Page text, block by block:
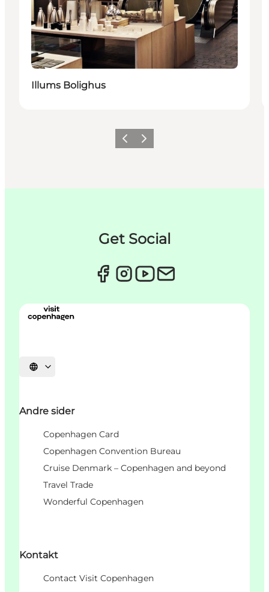
Illums Bolighus
ForrigeNeste
Get Social
Velg språk
Andre sider
Copenhagen Card
Copenhagen Convention Bureau
Cruise Denmark – Copenhagen and beyond
Travel Trade
Wonderful Copenhagen
Kontakt
Contact Visit Copenhagen